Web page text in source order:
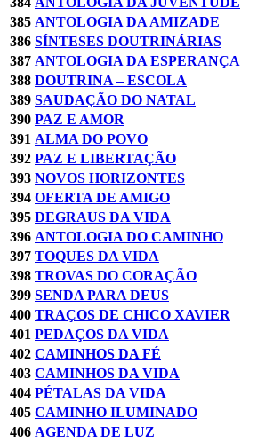
385 ANTOLOGIA DA AMIZADE
386 SÍNTESES DOUTRINÁRIAS
387 ANTOLOGIA DA ESPERANÇA
388 DOUTRINA – ESCOLA
389 SAUDAÇÃO DO NATAL
390 PAZ E AMOR
391 ALMA DO POVO
392 PAZ E LIBERTAÇÃO
393 NOVOS HORIZONTES
394 OFERTA DE AMIGO
395 DEGRAUS DA VIDA
396 ANTOLOGIA DO CAMINHO
397 TOQUES DA VIDA
398 TROVAS DO CORAÇÃO
399 SENDA PARA DEUS
400 TRAÇOS DE CHICO XAVIER
401 PEDAÇOS DA VIDA
402 CAMINHOS DA FÉ
403 CAMINHOS DA VIDA
404 PÉTALAS DA VIDA
405 CAMINHO ILUMINADO
406 AGENDA DE LUZ